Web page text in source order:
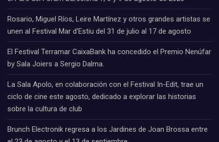
Rosario, Miguel Ríos, Leire Martínez y otros grandes artistas se
unen al Festival Mar d’Estiu del 31 de julio al 17 de agosto
El Festival Terramar CaixaBank ha concedido el Premio Nenúfar
by Sala Joiers a Sergio Dalma.
La Sala Apolo, en colaboración con el Festival In-Edit, trae un
ciclo de cine este agosto, dedicado a explorar las historias
sobre la cultura de club
Brunch Electronik regresa a los Jardines de Joan Brossa entre